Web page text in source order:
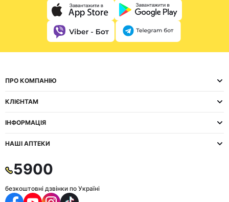
ПРО КОМПАНІЮ
КЛІЄНТАМ
ІНФОРМАЦІЯ
НАШІ АПТЕКИ
5900
безкоштовні дзвінки по Україні